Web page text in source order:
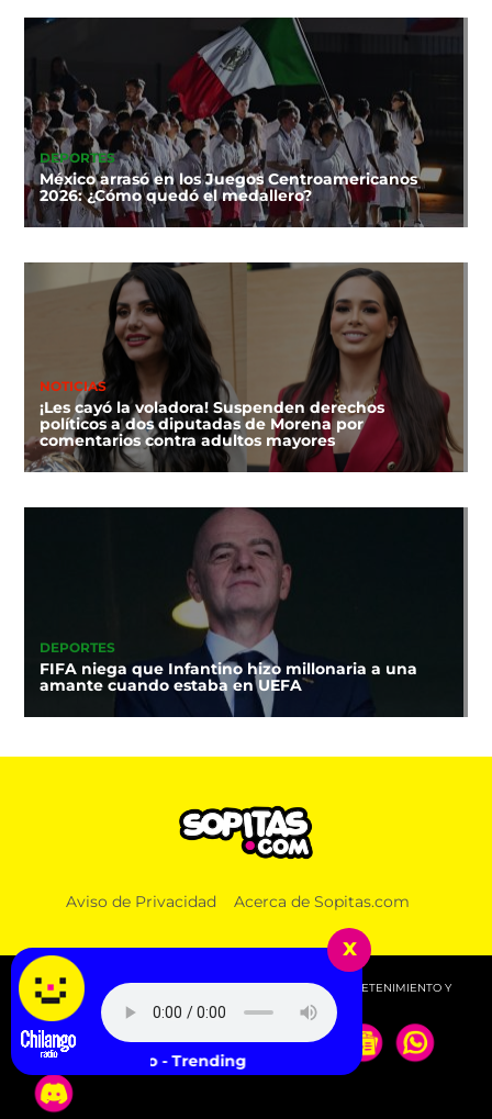
DEPORTES
México arrasó en los Juegos Centroamericanos
2026: ¿Cómo quedó el medallero?
NOTICIAS
¡Les cayó la voladora! Suspenden derechos
políticos a dos diputadas de Morena por
comentarios contra adultos mayores
DEPORTES
FIFA niega que Infantino hizo millonaria a una
amante cuando estaba en UEFA
Aviso de Privacidad Acerca de Sopitas.com
© 2026 SOPITAS.COM - MÚSICA, NOTICIAS, DEPORTES, ENTRETENIMIENTO Y
MÁS!.
x
Young Miko - Trending